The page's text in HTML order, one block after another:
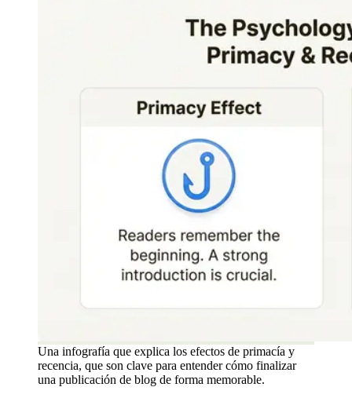
Una infografía que explica los efectos de primacía y
recencia, que son clave para entender cómo finalizar
una publicación de blog de forma memorable.